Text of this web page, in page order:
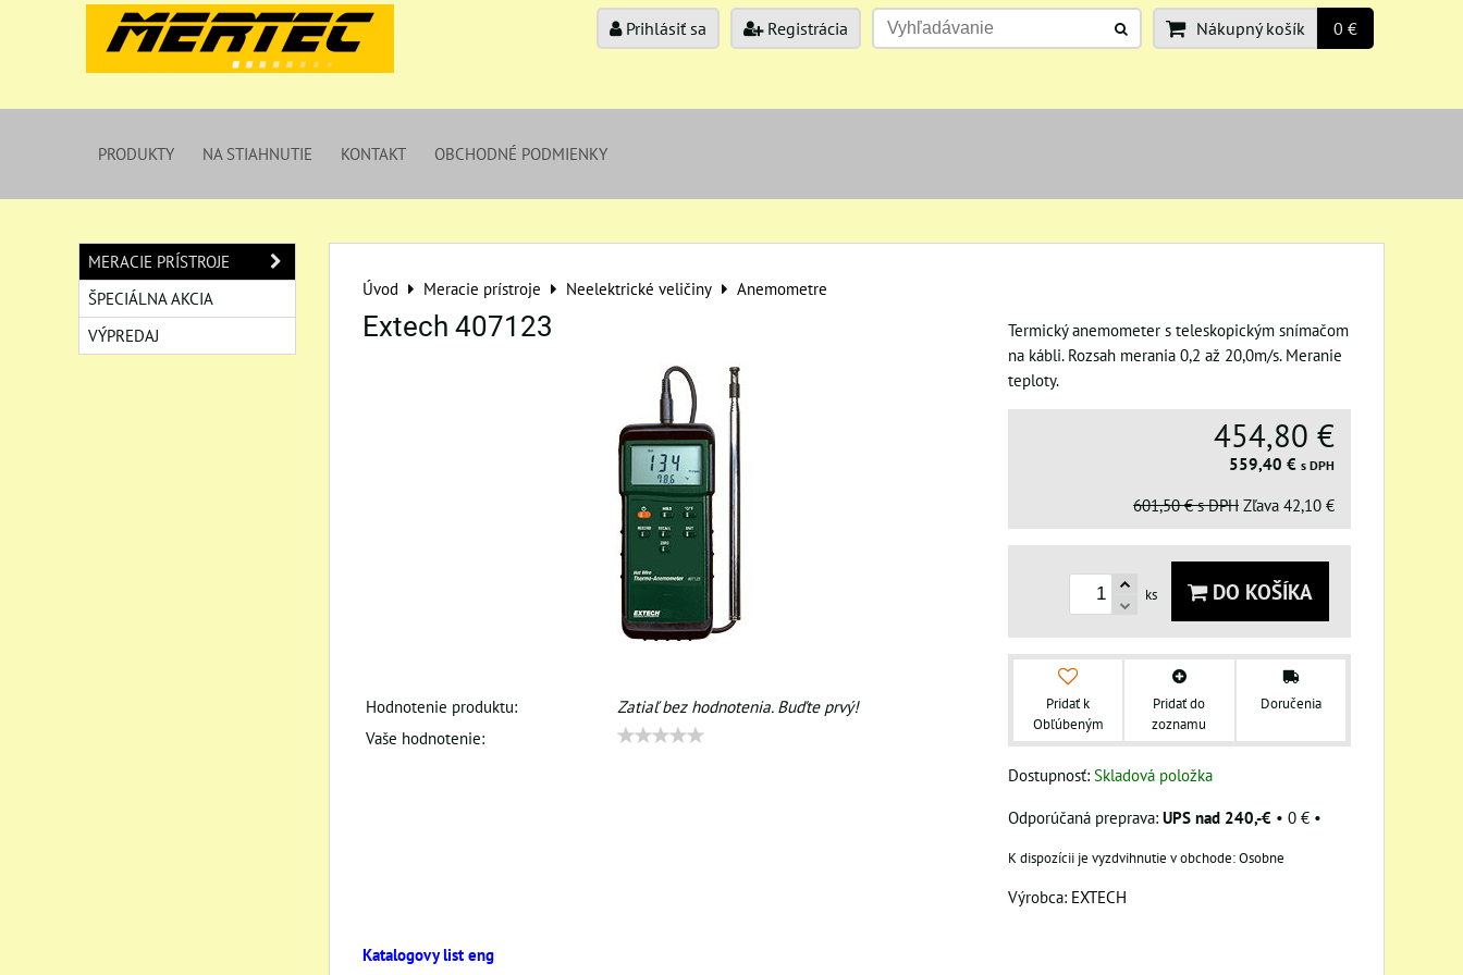
Prihlásiť sa Registrácia Nákupný košík 0 €
PRODUKTY NA STIAHNUTIE KONTAKT OBCHODNÉ PODMIENKY
Úvod Meracie prístroje Neelektrické veličiny Anemometre
Extech 407123
Hodnotenie produktu:
Zatiaľ bez hodnotenia. Buďte prvý!
Vaše hodnotenie:
Termický anemometer s teleskopickým snímačom
na kábli. Rozsah merania 0,2 až 20,0m/s. Meranie
teploty.
454,80 €
559,40 € s DPH
601,50 € s DPH Zľava 42,10 €
ks DO KOŠÍKA
Pridať k
Obľúbeným
Pridať do
zoznamu
Doručenia
Dostupnosť: Skladová položka
UPS nad 240,-€ • 0 € •
Osobne
Výrobca: EXTECH
Katalogovy list eng
MERACIE PRÍSTROJE
ŠPECIÁLNA AKCIA
VÝPREDAJ